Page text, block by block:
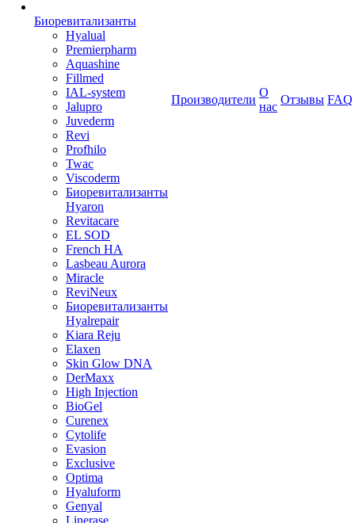
Биоревитализанты
Hyalual
Premierpharm
Aquashine
Fillmed
IAL-system
Jalupro
Juvederm
Revi
Profhilo
Twac
Viscoderm
Биоревитализанты
Hyaron
Revitacare
EL SOD
French HA
Lasbeau Aurora
Miracle
ReviNeux
Биоревитализанты
Hyalrepair
Kiara Reju
Elaxen
Skin Glow DNA
DerMaxx
High Injection
BioGel
Curenex
Cytolife
Evasion
Exclusive
Optima
Hyaluform
Genyal
Linerase
Производители
О
нас
Отзывы FAQ